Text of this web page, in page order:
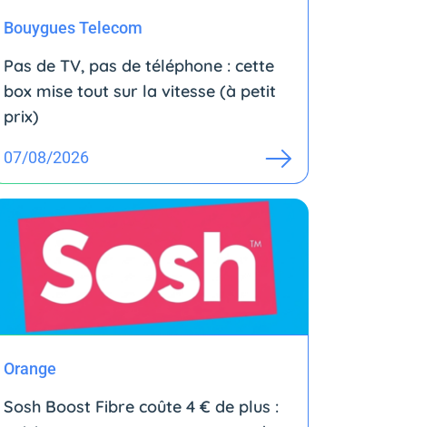
Bouygues Telecom
Pas de TV, pas de téléphone : cette
box mise tout sur la vitesse (à petit
prix)
07/08/2026
Orange
Sosh Boost Fibre coûte 4 € de plus :